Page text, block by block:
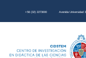
+56 (32) 2273000 Avenida Universidad